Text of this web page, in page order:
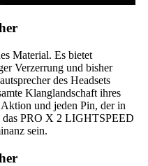
Material. Es bietet
Verzerrung und bisher
des Headsets
Klanglandschaft ihres
und jeden Pin, der in
das PRO X 2 LIGHTSPEED
sein.